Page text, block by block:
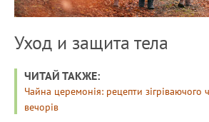
Уход и защита тела
ЧИТАЙ ТАКЖЕ:
Чайна церемонія: рецепти
вечорів